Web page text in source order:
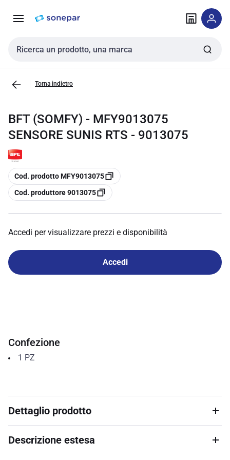
navigazione alla
Cerca input
Torna indietro
BFT (SOMFY) - MFY9013075
SENSORE SUNIS RTS - 9013075
copia
Cod. prodotto MFY9013075
copia
Cod. produttore 9013075
Accedi per visualizzare prezzi e disponibilità
Accedi
Confezione
1 PZ
Dettaglio prodotto
Descrizione estesa